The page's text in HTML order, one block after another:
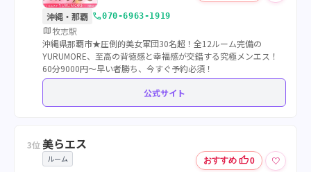
沖縄・那覇 call070-6963-1919
map牧志駅
沖縄県那覇市★圧倒的美女軍団30名超！全12ルーム完備の
YURUMORE、至高の背徳感と幸福感が交錯する究極メンエス！
60分9000円～早い者勝ち、今すぐ予約必須！
公式サイト
3位美らエス
ルーム おすすめ thumb_up0
♡